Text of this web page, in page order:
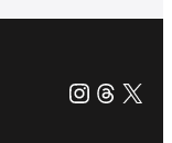
X（旧